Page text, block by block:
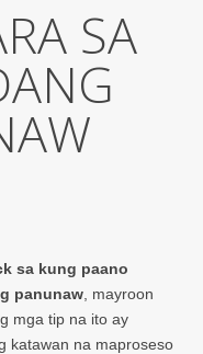
SA
sa kung paano
panunaw , mayroon
mga tip na ito ay
katawan na maproseso